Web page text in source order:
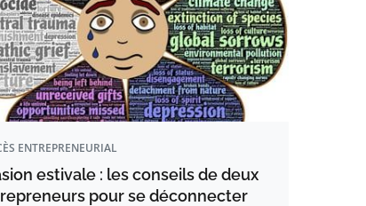
ENTREPRENEURIAL
estivale : les conseils de deux
pour se déconnecter